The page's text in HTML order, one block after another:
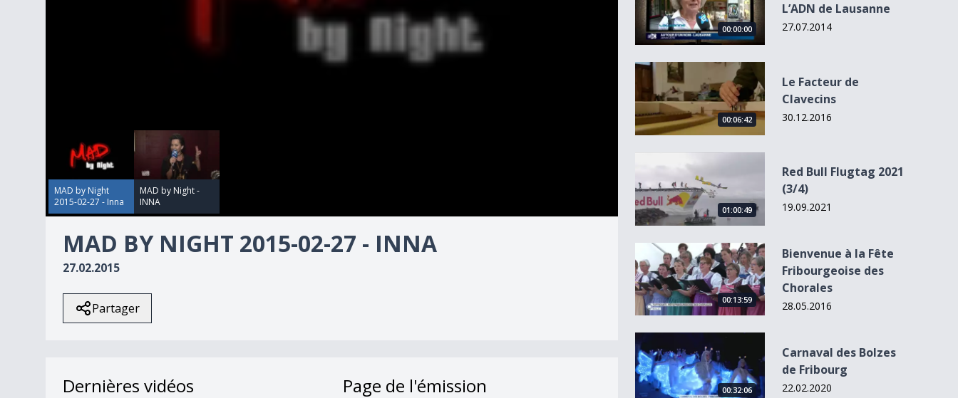
seconds
minutes,
Volume
90%
MAD by Night
2015-02-27 - Inna
MAD by Night -
INNA
MAD BY NIGHT 2015-02-27 - INNA
27.02.2015
Partager
Dernières vidéos Page de l'émission
00:00:00
L’ADN de Lausanne
27.07.2014
Le Facteur de Clavecins
00:06:42
Le Facteur de
Clavecins
30.12.2016
01:00:49
Red Bull Flugtag 2021
(3/4)
19.09.2021
Bienvenue à la Fête Fribourgeoise des Chorales
00:13:59
Bienvenue à la Fête
Fribourgeoise des
Chorales
28.05.2016
Carnaval des Bolzes de Fribourg
00:32:06
Carnaval des Bolzes
de Fribourg
22.02.2020